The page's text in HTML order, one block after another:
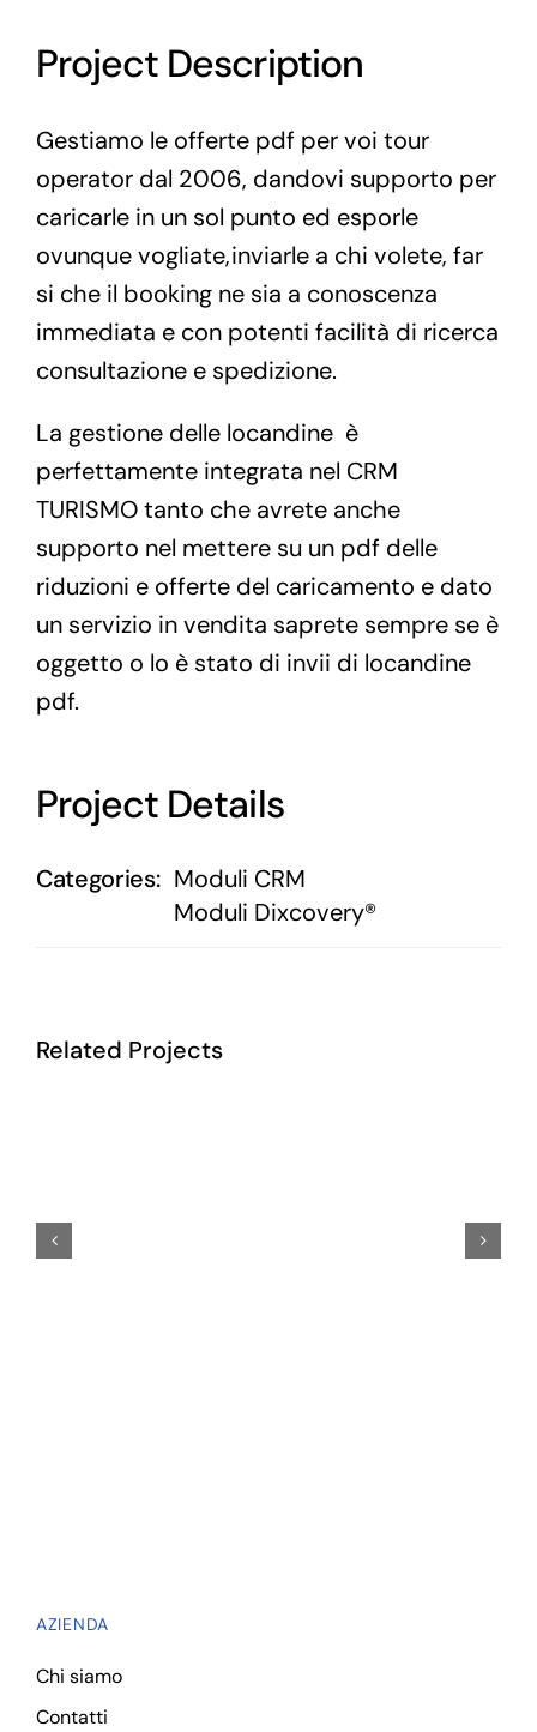
Project Description
Gestiamo le offerte pdf per voi tour
operator dal 2006, dandovi supporto per
caricarle in un sol punto ed esporle
ovunque vogliate,inviarle a chi volete, far
si che il booking ne sia a conoscenza
immediata e con potenti facilità di ricerca
consultazione e spedizione.
La gestione delle locandine è
perfettamente integrata nel CRM
TURISMO tanto che avrete anche
supporto nel mettere su un pdf delle
riduzioni e offerte del caricamento e dato
un servizio in vendita saprete sempre se è
oggetto o lo è stato di invii di locandine
pdf.
Project Details
Categories: Moduli CRM
Moduli Dixcovery®
Related Projects
AZIENDA
Chi siamo
Contatti